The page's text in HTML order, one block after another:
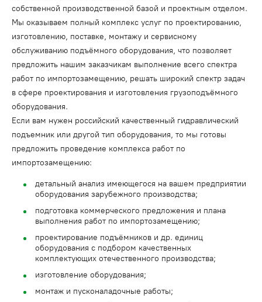
собственной производственной базой и проектным отделом.
Мы оказываем полный комплекс услуг по проектированию,
изготовлению, поставке, монтажу и сервисному
обслуживанию подъёмного оборудования, что позволяет
предложить нашим заказчикам выполнение всего спектра
работ по импортозамещению, решать широкий спектр задач
в сфере проектирования и изготовления грузоподъёмного
оборудования.
Если вам нужен российский качественный гидравлический
подъемник или другой тип оборудования, то мы готовы
предложить проведение комплекса работ по
импортозамещению:
детальный анализ имеющегося на вашем предприятии
оборудования зарубежного производства;
подготовка коммерческого предложения и плана
выполнения работ по импортозамещению;
проектирование подъёмников и др. единиц
оборудования с подбором качественных
комплектующих отечественного производства;
изготовление оборудования;
монтаж и пусконаладочные работы;